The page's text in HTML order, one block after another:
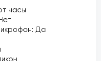
часы
Да